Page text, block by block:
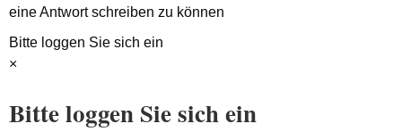
eine Antwort schreiben zu können
Bitte loggen Sie sich ein
×
Bitte loggen Sie sich ein